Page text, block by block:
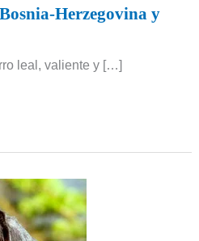
Herzegovina y
leal, valiente y […]